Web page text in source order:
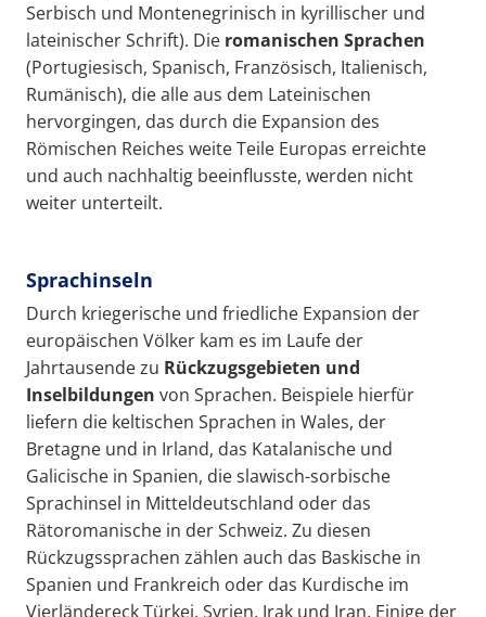
Serbisch und Montenegrinisch in kyrillischer und
lateinischer Schrift). Die romanischen Sprachen
(Portugiesisch, Spanisch, Französisch, Italienisch,
Rumänisch), die alle aus dem Lateinischen
hervorgingen, das durch die Expansion des
Römischen Reiches weite Teile Europas erreichte
und auch nachhaltig beeinflusste, werden nicht
weiter unterteilt.
Sprachinseln
Durch kriegerische und friedliche Expansion der
europäischen Völker kam es im Laufe der
Jahrtausende zu Rückzugsgebieten und
Inselbildungen von Sprachen. Beispiele hierfür
liefern die keltischen Sprachen in Wales, der
Bretagne und in Irland, das Katalanische und
Galicische in Spanien, die slawisch-sorbische
Sprachinsel in Mitteldeutschland oder das
Rätoromanische in der Schweiz. Zu diesen
Rückzugssprachen zählen auch das Baskische in
Spanien und Frankreich oder das Kurdische im
Vierländereck Türkei, Syrien, Irak und Iran. Einige der